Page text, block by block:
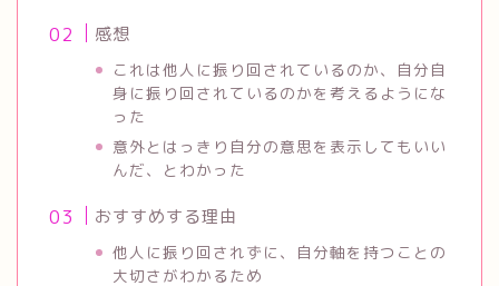
感想
これは他人に振り回されているのか、自分自
身に振り回されているのかを考えるようにな
った
意外とはっきり自分の意思を表示してもいい
んだ、とわかった
おすすめする理由
他人に振り回されずに、自分軸を持つことの
大切さがわかるため